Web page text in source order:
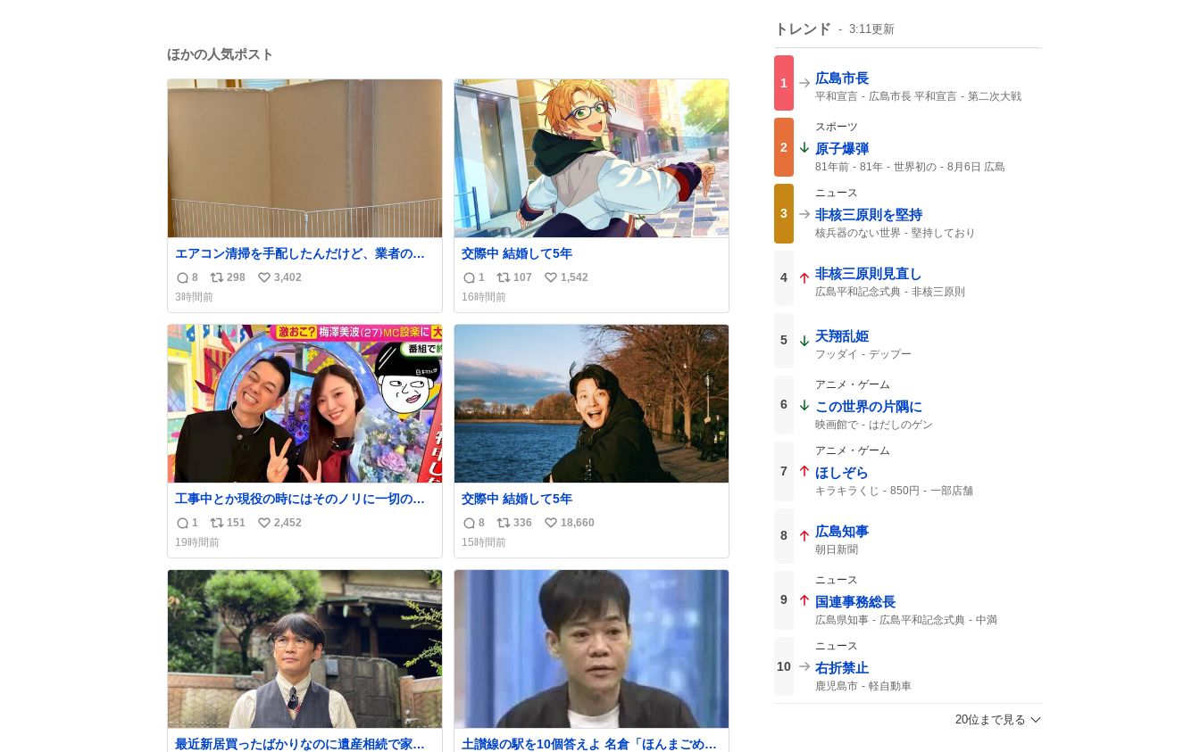
ほかの人気ポスト
エアコン清掃を手配したんだけど、業者の方
にめっちゃ吠えるから隔離した。これでもう
安心だ。
返
信
数
8
リ
ポ
ス
ト
数
298
い
ね
数
3,402
3時間前
交際中 結婚して5年
返
信
数
1
リ
ポ
ス
数
107
い
ね
1,542
16時間前
工事中とか現役の時にはそのノリに一切のっ
てなかった1番の「設楽の女」が卒業して頭角
を現しはじめてて大好き🥲🥲 設楽さんの返し
返
信
数
1
リ
ポ
ス
ト
数
151
い
ね
数
2,452
19時間前
交際中 結婚して5年
返
信
数
8
リ
ポ
ス
336
い
ね
数
18,660
15時間前
最近新居買ったばかりなのに遺産相続で家も
土讃線の駅を10個答えよ 名倉「ほんまごめ
トレンド 3:11更新
1 広島市長
平和宣言 広島市長 平和宣言
第二次大戦
2000年
2
スポーツ
原子爆弾
81年前 81年 世界初の 8月6日 広島
3
ニュース
非核三原則を堅持
核兵器のない世界
堅持しており
4 非核三原則見直し
広島平和記念式典 非核三原則
5 天翔乱姫
フッダイ デップー
6
アニメ・ゲーム
この世界の片隅に
映画館で はだしのゲン
7
アニメ・ゲーム
ほしぞら
キラキラくじ 850円
一部店舗
8 広島知事
朝日新聞
9
ニュース
国連事務総長
広島県知事 広島平和記念式典
中満
核兵器廃絶
事務総長
10
ニュース
右折禁止
鹿児島市 軽自動車
20位まで見る